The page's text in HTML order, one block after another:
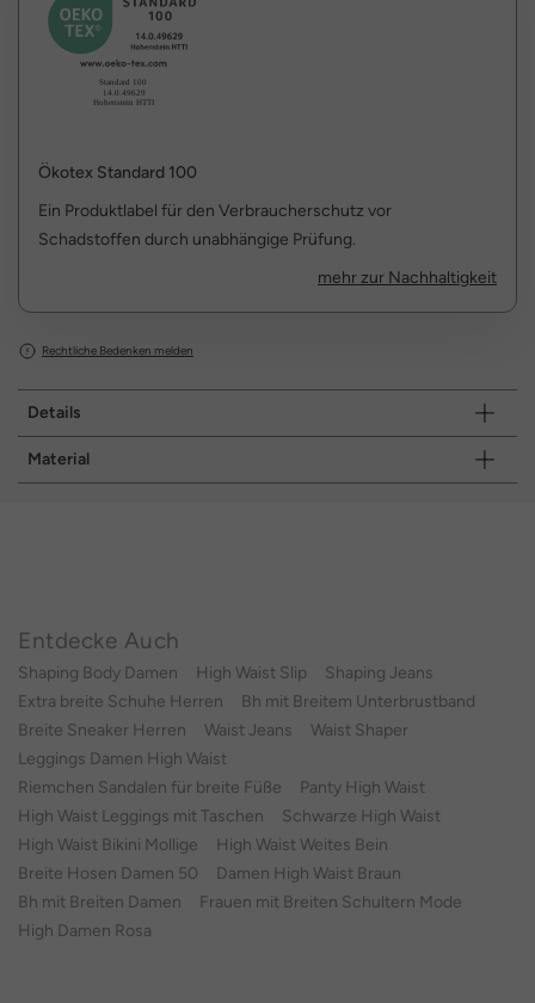
Ökotex Standard 100
Ein Produktlabel für den Verbraucherschutz vor
Schadstoffen durch unabhängige Prüfung.
mehr zur Nachhaltigkeit
Rechtliche Bedenken melden
Details
Material
Entdecke Auch
Shaping Body Damen High Waist Slip
Shaping Jeans
Extra breite Schuhe Herren
Bh mit Breitem Unterbrustband
Breite Sneaker Herren
Waist Jeans
Waist Shaper
Leggings Damen High Waist
Riemchen Sandalen für breite Füße
Panty High Waist
High Waist Leggings mit Taschen
Schwarze High Waist
High Waist Bikini Mollige
High Waist Weites Bein
Breite Hosen Damen 50
Damen High Waist Braun
Bh mit Breiten Damen
Frauen mit Breiten Schultern Mode
High Damen Rosa